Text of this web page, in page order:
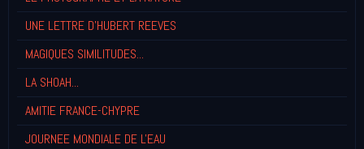
UNE LETTRE D'HUBERT REEVES
MAGIQUES SIMILITUDES...
LA SHOAH...
AMITIE FRANCE-CHYPRE
JOURNEE MONDIALE DE L'EAU